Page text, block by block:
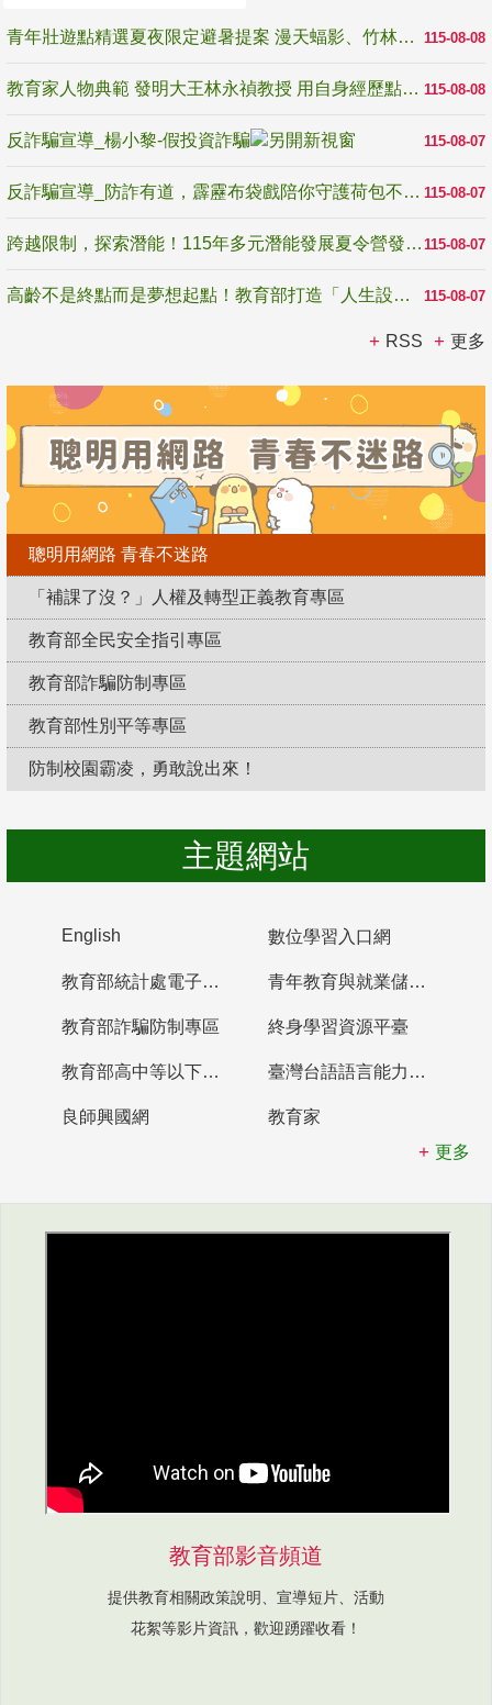
115-08-08
青年壯遊點精選夏夜限定避暑提案 漫天蝠影、竹林尋蛙、茶香夜觀 邀青年暮色出發
115-08-08
教育家人物典範 發明大王林永禎教授 用自身經歷點亮學生的路
115-08-07
反詐騙宣導_楊小黎-假投資詐騙
115-08-07
反詐騙宣導_防詐有道，霹靂布袋戲陪你守護荷包不受騙
115-08-07
跨越限制，探索潛能！115年多元潛能發展夏令營發掘生命無限可能
115-08-07
高齡不是終點而是夢想起點！教育部打造「人生設計夢工場」 參展第3屆高齡健康產業博覽會
RSS 更多
聰明用網路 青春不迷路
「補課了沒？」人權及轉型正義教育專區
教育部全民安全指引專區
教育部詐騙防制專區
教育部性別平等專區
防制校園霸凌，勇敢說出來！
主題網站
English 數位學習入口網
教育部統計處電子書櫃 青年教育與就業儲蓄帳戶
教育部詐騙防制專區 終身學習資源平臺
教育部高中等以下學校及幼兒園教師資格檢定考試 臺灣台語語言能力認證網站
良師興國網
教育家
更多
教育部影音頻道
提供教育相關政策說明、宣導短片、活動
花絮等影片資訊，歡迎踴躍收看！